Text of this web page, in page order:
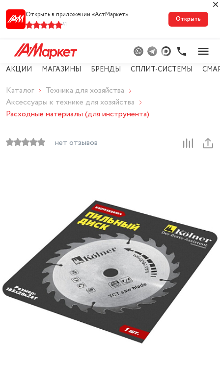
Открыть в приложении «АстМарке‪т‬»
41
Открыть
АКЦИИ МАГАЗИНЫ БРЕНДЫ СПЛИТ-СИСТЕМЫ
Каталог
Техника для хозяйства
Аксессуары к технике для хозяйства
Расходные материалы (для инструмента)
нет отзывов